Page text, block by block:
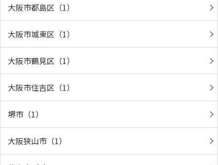
大阪市都島区（1）
大阪市城東区（1）
大阪市鶴見区（1）
大阪市住吉区（1）
堺市（1）
大阪狭山市（1）